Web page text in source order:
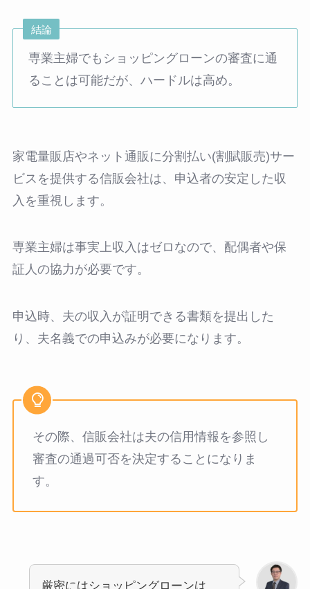
結論
専業主婦でもショッピングローンの審査に通
ることは可能だが、ハードルは高め。
家電量販店やネット通販に分割払い(割賦販売)サー
ビスを提供する信販会社は、申込者の安定した収
入を重視します。
専業主婦は事実上収入はゼロなので、配偶者や保
証人の協力が必要です。
申込時、夫の収入が証明できる書類を提出した
り、夫名義での申込みが必要になります。
その際、信販会社は夫の信用情報を参照し
審査の通過可否を決定することになりま
す。
厳密にはショッピングローンは